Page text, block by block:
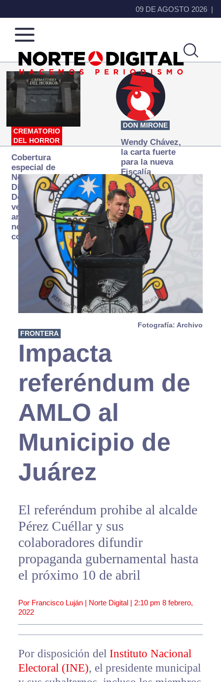
09 DE AGOSTO 2026
Norte
de
Ciudad
Más
que
noticias,
hacemos periodismo
CREMATORIO
DEL HORROR
Cobertura
especial de
Norte
Digital:
Donde la
verdad
arde… pero
no se
consume
DON MIRONE
Wendy Chávez,
la carta fuerte
para la nueva
Fiscalía
autónoma
Fotografía: Archivo
FRONTERA
Impacta
referéndum de
AMLO al
Municipio de
Juárez
El referéndum prohibe al alcalde
Pérez Cuéllar y sus
colaboradores difundir
propaganda gubernamental hasta
el próximo 10 de abril
Por Francisco Luján | Norte Digital | 2:10 pm 8 febrero,
2022
Por disposición del Instituto Nacional
Electoral (INE), el presidente municipal